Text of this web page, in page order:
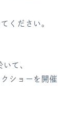
ください。
て、
ショーを開催